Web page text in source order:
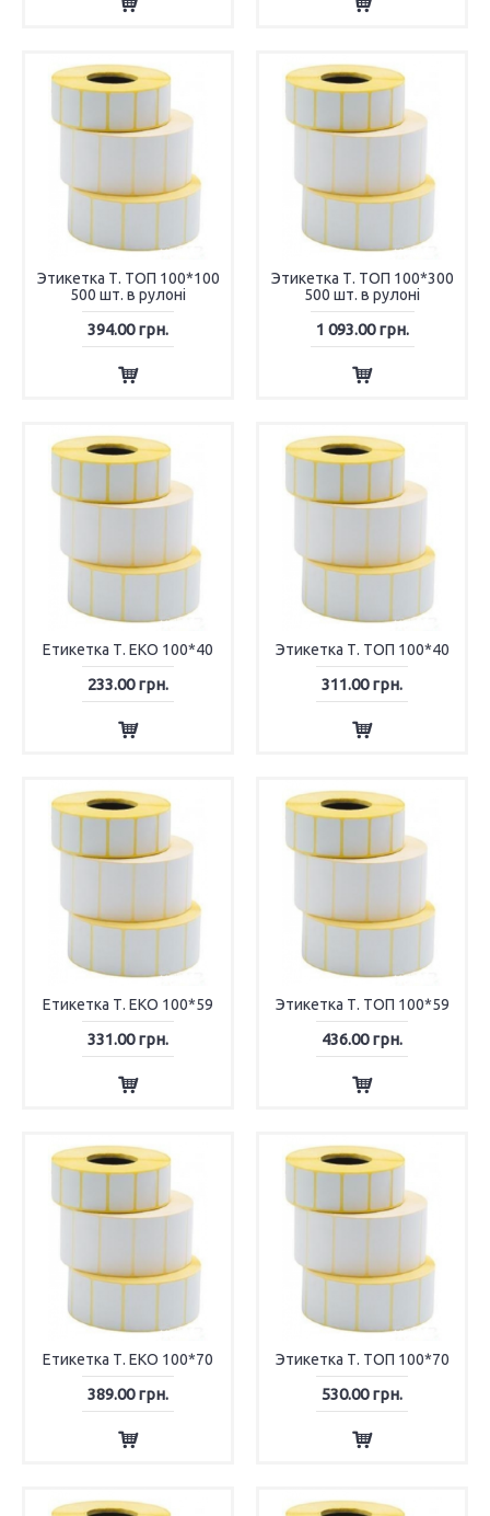
Этикетка Т. ТОП 100*100
500 шт. в рулоні
394.00 грн.
Этикетка Т. ТОП 100*300
500 шт. в рулоні
1 093.00 грн.
Етикетка Т. ЕКО 100*40
233.00 грн.
Этикетка Т. ТОП 100*40
311.00 грн.
Етикетка Т. ЕКО 100*59
331.00 грн.
Этикетка Т. ТОП 100*59
436.00 грн.
Етикетка Т. ЕКО 100*70
389.00 грн.
Этикетка Т. ТОП 100*70
530.00 грн.